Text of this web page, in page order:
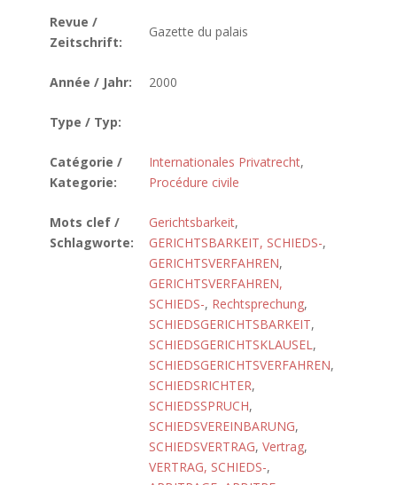
Revue /
Zeitschrift:
Gazette du palais
Année / Jahr: 2000
Type / Typ:
Catégorie /
Kategorie:
Internationales Privatrecht,
Procédure civile
Mots clef /
Schlagworte:
Gerichtsbarkeit,
GERICHTSBARKEIT, SCHIEDS-,
GERICHTSVERFAHREN,
GERICHTSVERFAHREN,
SCHIEDS-, Rechtsprechung,
SCHIEDSGERICHTSBARKEIT,
SCHIEDSGERICHTSKLAUSEL,
SCHIEDSGERICHTSVERFAHREN,
SCHIEDSRICHTER,
SCHIEDSSPRUCH,
SCHIEDSVEREINBARUNG,
SCHIEDSVERTRAG, Vertrag,
VERTRAG, SCHIEDS-,